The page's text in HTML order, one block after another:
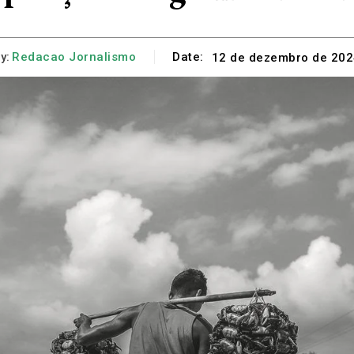
Redacao Jornalismo Date: 12 de dezembro de